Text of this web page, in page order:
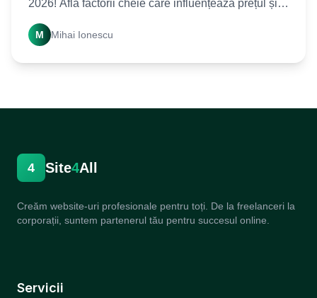
2026! Află factorii cheie care influențează prețul și
M Mihai Ionescu
4 Site4All
Creăm website-uri profesionale pentru toți. De la freelanceri la
corporații, suntem partenerul tău pentru succesul online.
Servicii